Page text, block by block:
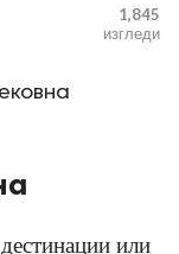
1,845
изгледи
или